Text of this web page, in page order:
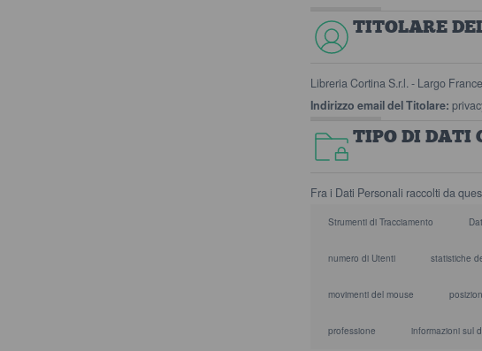
TITOLARE
Libreria Cortina S.r.l. - Largo
Indirizzo email del Titolare:
TIPO DI DATI
Fra i Dati Personali raccolti da
Strumenti di Tracciamento
numero di Utenti statistiche
movimenti del mouse
professione informazioni sul